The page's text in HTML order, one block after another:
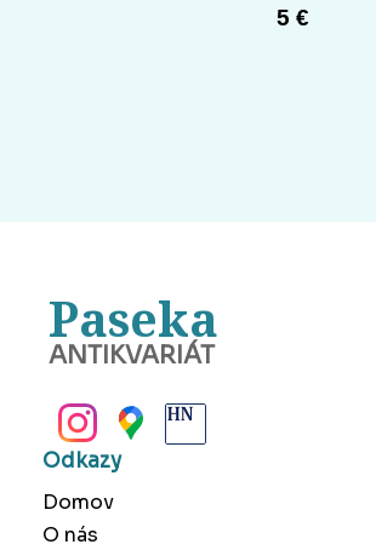
5 €
Paseka
ANTIKVARIÁT
Odkazy
Domov
O nás